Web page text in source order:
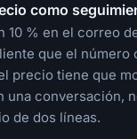
como
10 % en el correo
que el número
precio tiene que
una conversación,
de dos líneas.